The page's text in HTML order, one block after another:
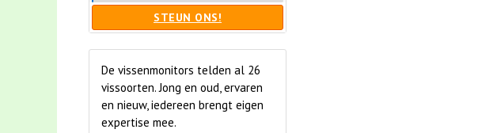
STEUN ONS!
De vissenmonitors telden al 26
vissoorten. Jong en oud, ervaren
en nieuw, iedereen brengt eigen
expertise mee.